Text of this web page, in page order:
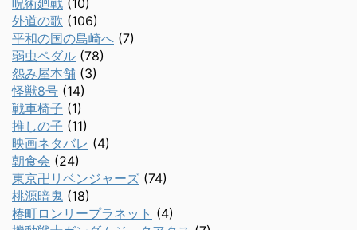
呪術廻戦 (10)
外道の歌 (106)
平和の国の島崎へ (7)
弱虫ペダル (78)
怨み屋本舗 (3)
怪獣8号 (14)
戦車椅子 (1)
推しの子 (11)
映画ネタバレ (4)
朝食会 (24)
東京卍リベンジャーズ (74)
桃源暗鬼 (18)
椿町ロンリープラネット (4)